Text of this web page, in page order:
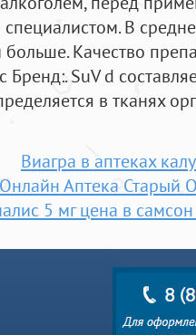
В
Качество
SuV d
в тканях
Виагра в аптеках
Онлайн Аптека Старый
5 мг цена в